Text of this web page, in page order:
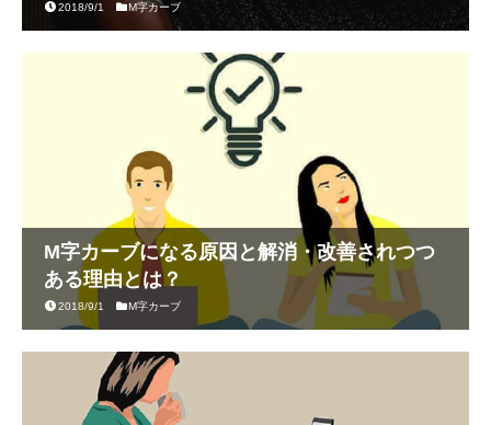
2018/9/1 M字カーブ
M字カーブになる原因と解消・改善されつつ
ある理由とは？
2018/9/1 M字カーブ